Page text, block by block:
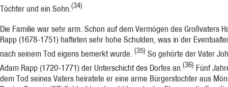
Töchter und ein Sohn. (34)
Die Familie war sehr arm. Schon auf dem Vermögen des Großvaters
Rapp (1678-1751) hafteten sehr hohe Schulden, was in der
nach seinem Tod eigens be­merkt wurde. (35) So gehörte der Vater
Adam Rapp (1720-1771) der Unterschicht des Dorfes an.(36) Fünf
dem Tod seines Vaters heiratete er eine arme Bür­gerstochter aus